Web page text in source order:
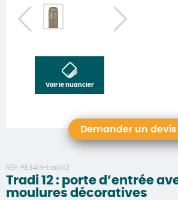
Voir le nuancier
Demander un devis
RÉF: PE3413-tradi12
Tradi 12 : porte d’entrée
moulures décoratives